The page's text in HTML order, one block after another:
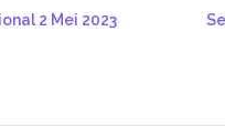
2 Mei 2023